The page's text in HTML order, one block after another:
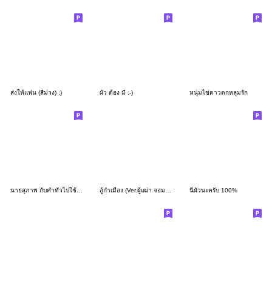
ส่งให้แฟน (สีม่วง) :) ผัว ต้อง มี :-) หนุ่มไข่ดาวตกหลุมรัก
นายสุภาพ กับคำทั่วไปใช้ง่ายครับ2 อู้กำเมือง (Ver.ผู้เฒ่า จอมซ่าส์) นี่ผัวนะครับ 100%